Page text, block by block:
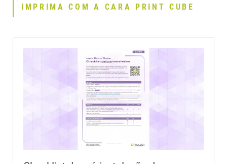
IMPRIMA COM A CARA PRINT CUBE